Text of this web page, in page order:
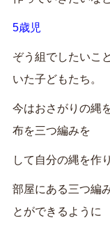
5歳児
ぞう組でしたいこ
いた子どもたち。
今はおさがりの縄
布を三つ編みを
して自分の縄を作
部屋にある三つ編
とができるように